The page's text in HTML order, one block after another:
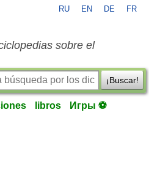
RU EN DE FR
sobre el
¡Buscar!
libros Игры ⚽